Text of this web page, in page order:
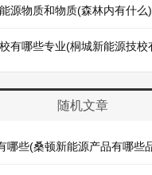
源物质和物质(森林内有什么)
有哪些专业(桐城新能源技校
随机文章
哪些(桑顿新能源产品有哪些